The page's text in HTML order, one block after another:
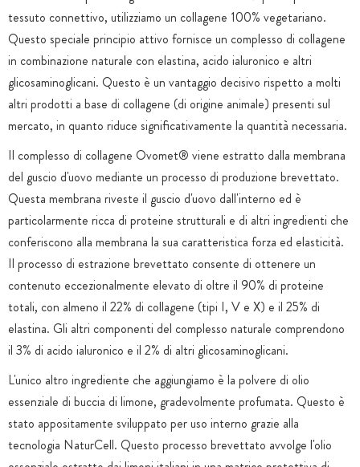
tessuto connettivo, utilizziamo un collagene 100% vegetariano.
Questo speciale principio attivo fornisce un complesso di collagene
in combinazione naturale con elastina, acido ialuronico e altri
glicosaminoglicani. Questo è un vantaggio decisivo rispetto a molti
altri prodotti a base di collagene (di origine animale) presenti sul
mercato, in quanto riduce significativamente la quantità necessaria.
Il complesso di collagene Ovomet® viene estratto dalla membrana
del guscio d'uovo mediante un processo di produzione brevettato.
Questa membrana riveste il guscio d'uovo dall'interno ed è
particolarmente ricca di proteine strutturali e di altri ingredienti che
conferiscono alla membrana la sua caratteristica forza ed elasticità.
Il processo di estrazione brevettato consente di ottenere un
contenuto eccezionalmente elevato di oltre il 90% di proteine
totali, con almeno il 22% di collagene (tipi I, V e X) e il 25% di
elastina. Gli altri componenti del complesso naturale comprendono
il 3% di acido ialuronico e il 2% di altri glicosaminoglicani.
L'unico altro ingrediente che aggiungiamo è la polvere di olio
essenziale di buccia di limone, gradevolmente profumata. Questo è
stato appositamente sviluppato per uso interno grazie alla
tecnologia NaturCell. Questo processo brevettato avvolge l'olio